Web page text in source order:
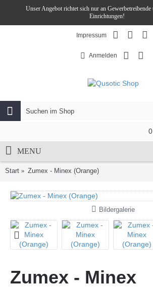
Unser Angebot richtet sich nur an
Einrichtungen!
Impressum
Anmelden
MENU
Start Zumex - Minex (Orange)
Bildergalerie
Zumex - Minex